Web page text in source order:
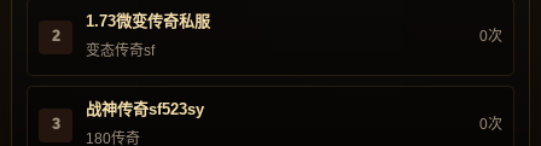
2
1.73微变传奇私服
变态传奇sf
0次
3
战神传奇sf523sy
180传奇
0次